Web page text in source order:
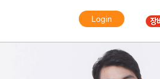
국제통화 요금표
국제통화 요금표